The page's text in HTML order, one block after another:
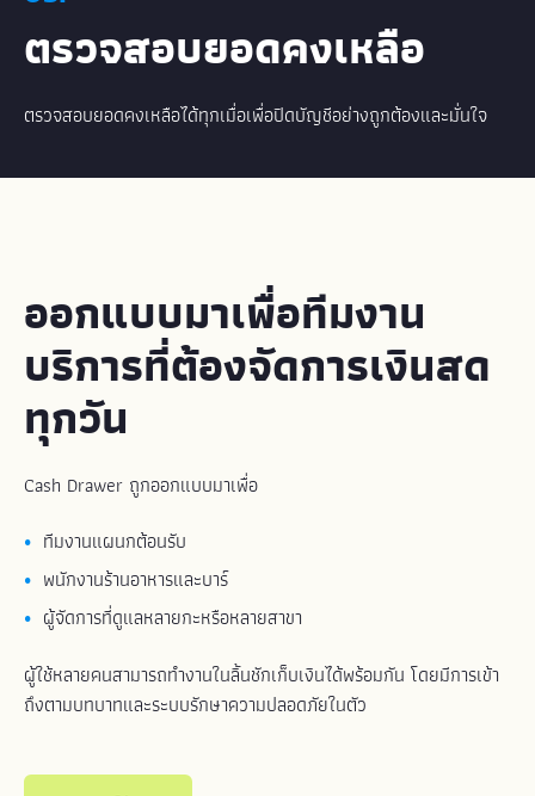
ตรวจสอบยอดคงเหลือ
ตรวจสอบยอดคงเหลือได้ทุกเมื่อเพื่อปิดบัญชีอย่างถูกต้องและมั่นใจ
ออกแบบมาเพื่อทีมงาน
บริการที่ต้องจัดการเงินสด
ทุกวัน
Cash Drawer ถูกออกแบบมาเพื่อ
ทีมงานแผนกต้อนรับ
พนักงานร้านอาหารและบาร์
ผู้จัดการที่ดูแลหลายกะหรือหลายสาขา
ผู้ใช้หลายคนสามารถทำงานในลิ้นชักเก็บเงินได้พร้อมกัน โดยมีการเข้า
ถึงตามบทบาทและระบบรักษาความปลอดภัยในตัว